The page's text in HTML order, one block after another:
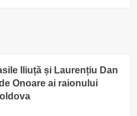
Iliuță și Laurențiu Dan
Onoare ai raionului